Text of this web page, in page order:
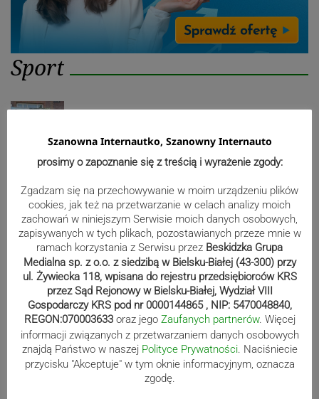
Sport
ZDJĘCIA
Bracia Szejowie ruszają po kolejne
punkty. Liderzy mistrzostw
wystartują w Rajdzie Rzeszowskim
80-lecie Soły Kobiernice. Będzie się
działo! SZCZEGÓŁOWY PROGRAM
Kaniów stolicą europejskiego kajak
Szanowna Internautko, Szanowny Internauto
prosimy o zapoznanie się z treścią i wyrażenie zgody:
Zgadzam się na przechowywanie w moim urządzeniu plików
cookies, jak też na przetwarzanie w celach analizy moich
zachowań w niniejszym Serwisie moich danych osobowych,
zapisywanych w tych plikach, pozostawianych przeze mnie w
ramach korzystania z Serwisu przez Beskidzka Grupa
Medialna sp. z o.o. z siedzibą w Bielsku-Białej (43-300) przy
ul. Żywiecka 118, wpisana do rejestru przedsiębiorców KRS
przez Sąd Rejonowy w Bielsku-Białej, Wydział VIII
Gospodarczy KRS pod nr 0000144865 , NIP: 5470048840,
REGON:070003633 oraz jego Zaufanych partnerów. Więcej
informacji związanych z przetwarzaniem danych osobowych
znajdą Państwo w naszej Polityce Prywatności. Naciśniecie
przycisku "Akceptuje" w tym oknie informacyjnym, oznacza
zgodę.